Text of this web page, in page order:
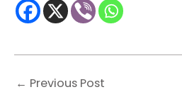
← Previous Post